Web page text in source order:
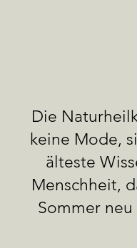
Die
keine Mode,
älteste
Menschheit,
Sommer